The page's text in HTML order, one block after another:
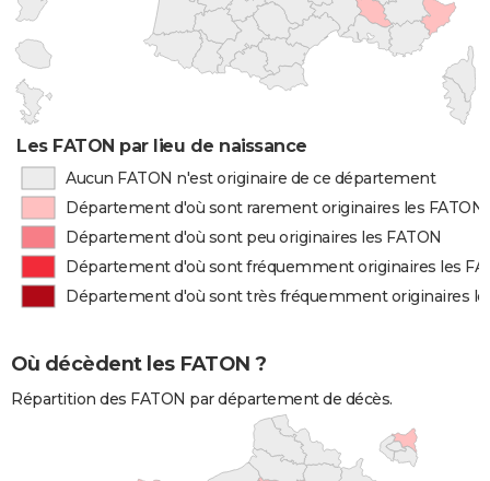
Les FATON par lieu de naissance
Aucun FATON n'est originaire de ce département
Département d'où sont rarement originaires les FATON
Département d'où sont peu originaires les FATON
Département d'où sont fréquemment originaires les
Département d'où sont très fréquemment originaires
Où décèdent les FATON ?
Répartition des FATON par département de décès.